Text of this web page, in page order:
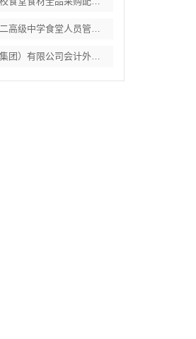
河北省卢龙县第二高级中学食堂人员管理服务
辽宁连山铝业（集团）有限公司会计外包服务